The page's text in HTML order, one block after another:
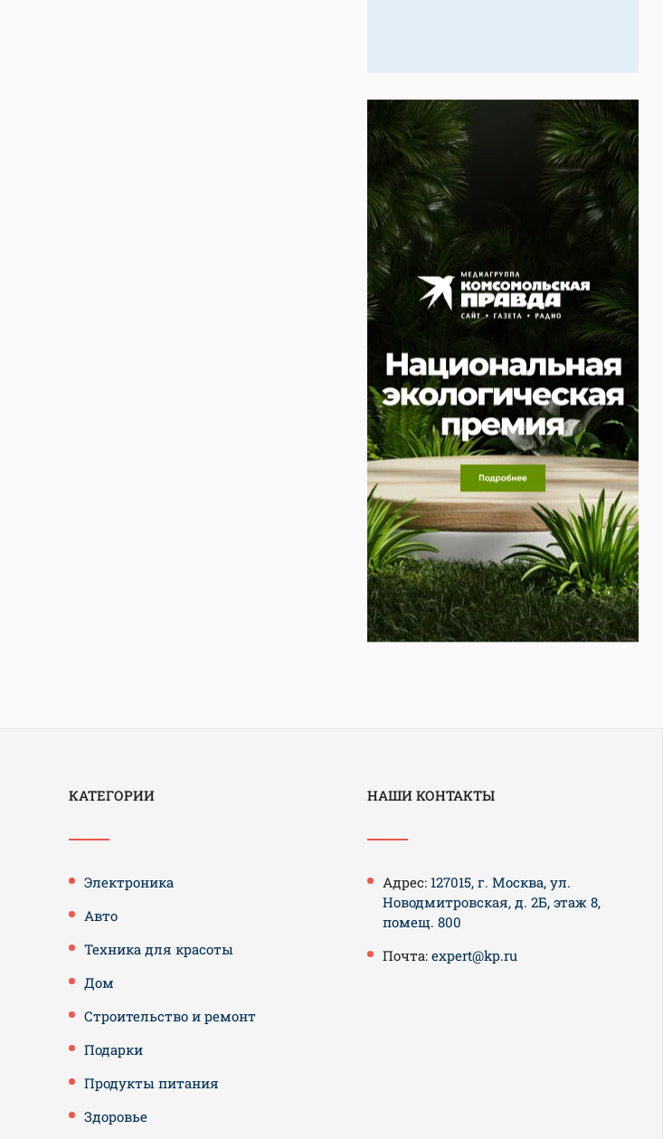
КАТЕГОРИИ
Электроника
Авто
Техника для красоты
Дом
Строительство и ремонт
Подарки
Продукты питания
Здоровье
НАШИ КОНТАКТЫ
Адрес: 127015, г. Москва, ул.
Новодмитровская, д. 2Б, этаж 8,
помещ. 800
Почта: expert@kp.ru